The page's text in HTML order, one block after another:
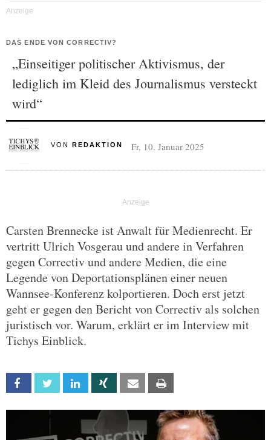
DAS ENDE VON CORRECTIV?
„Einseitiger politischer Aktivismus, der
lediglich im Kleid des Journalismus versteckt
wird“
VON REDAKTION Fr, 10. Januar 2025
Carsten Brennecke ist Anwalt für Medienrecht. Er
vertritt Ulrich Vosgerau und andere in Verfahren
gegen Correctiv und andere Medien, die eine
Legende von Deportationsplänen einer neuen
Wannsee-Konferenz kolportieren. Doch erst jetzt
geht er gegen den Bericht von Correctiv als solchen
juristisch vor. Warum, erklärt er im Interview mit
Tichys Einblick.
Facebook Twitter Linkedin Xing Email